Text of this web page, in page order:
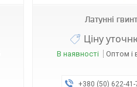
Латунні
Ціну
В наявності Оптом і
+380 (50) 622-41-